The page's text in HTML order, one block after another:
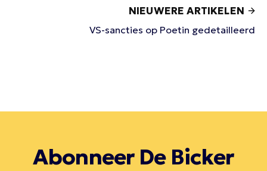
NIEUWERE ARTIKELEN
VS-sancties op Poetin gedetailleerd
Abonneer De Bicker